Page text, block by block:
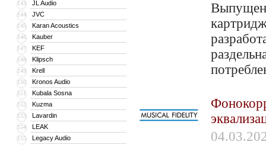
143 JL Audio
144 JVC
145 Karan Acoustics
146 Kauber
147 KEF
148 Klipsch
149 Krell
150 Kronos Audio
151 Kubala Sosna
152 Kuzma
153 Lavardin
154 LEAK
155 Legacy Audio
Выпущен